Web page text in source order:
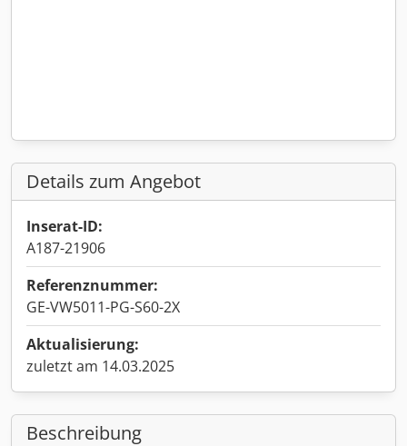
Details zum Angebot
Inserat-ID:
A187-21906
Referenznummer:
GE-VW5011-PG-S60-2X
Aktualisierung:
zuletzt am 14.03.2025
Beschreibung